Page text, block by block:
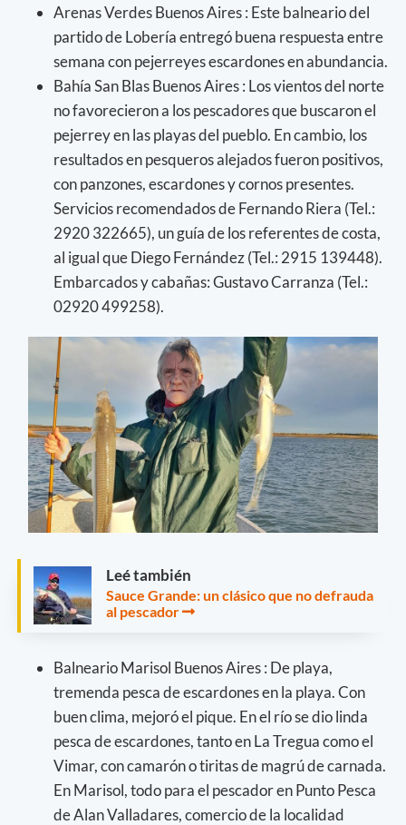
Arenas Verdes Buenos Aires : Este balneario del
partido de Lobería entregó buena respuesta entre
semana con pejerreyes escardones en abundancia.
Bahía San Blas Buenos Aires : Los vientos del norte
no favorecieron a los pescadores que buscaron el
pejerrey en las playas del pueblo. En cambio, los
resultados en pesqueros alejados fueron positivos,
con panzones, escardones y cornos presentes.
Servicios recomendados de Fernando Riera (Tel.:
2920 322665), un guía de los referentes de costa,
al igual que Diego Fernández (Tel.: 2915 139448).
Embarcados y cabañas: Gustavo Carranza (Tel.:
02920 499258).
Leé también
Sauce Grande: un clásico que no defrauda
al pescador
Balneario Marisol Buenos Aires : De playa,
tremenda pesca de escardones en la playa. Con
buen clima, mejoró el pique. En el río se dio linda
pesca de escardones, tanto en La Tregua como el
Vimar, con camarón o tiritas de magrú de carnada.
En Marisol, todo para el pescador en Punto Pesca
de Alan Valladares, comercio de la localidad